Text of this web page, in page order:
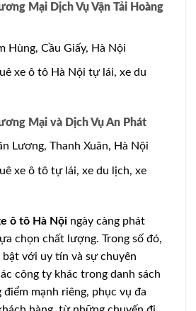
Mại Dịch Vụ Vận Tải Hoàng
Hùng, Cầu Giấy, Hà Nội
xe ô tô Hà Nội tự lái, xe du
Mại và Dịch Vụ An Phát
Lương, Thanh Xuân, Hà Nội
xe ô tô tự lái, xe du lịch, xe
ô tô Hà Nội ngày càng phát
chọn chất lượng. Trong số đó,
bật với uy tín và sự chuyên
công ty khác trong danh sách
mạnh riêng, phục vụ đa